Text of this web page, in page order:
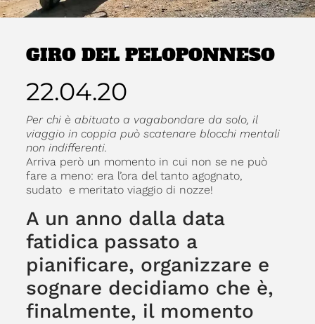
GIRO DEL PELOPONNESO
22.04.20
Per chi è abituato a vagabondare da solo, il
viaggio in coppia può scatenare blocchi mentali
non indifferenti.
Arriva però un momento in cui non se ne può
fare a meno: era l’ora del tanto agognato,
sudato e meritato viaggio di nozze!
A un anno dalla data
fatidica passato a
pianificare, organizzare e
sognare decidiamo che è,
finalmente, il momento